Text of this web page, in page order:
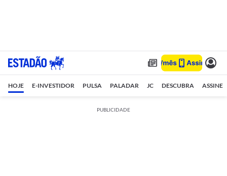
HOJE E-INVESTIDOR PULSA PALADAR JC DESCUBRA ASSINE
PUBLICIDADE